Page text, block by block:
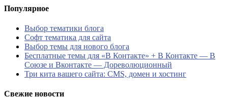
Популярное
Выбор тематики блога
Софт тематика для сайта
Выбор темы для нового блога
Бесплатные темы для «В Контакте» + В Контакте — В
Союзе и Вконтакте — Дореволюционный
Три кита вашего сайта: CMS, домен и хостинг
Свежие новости